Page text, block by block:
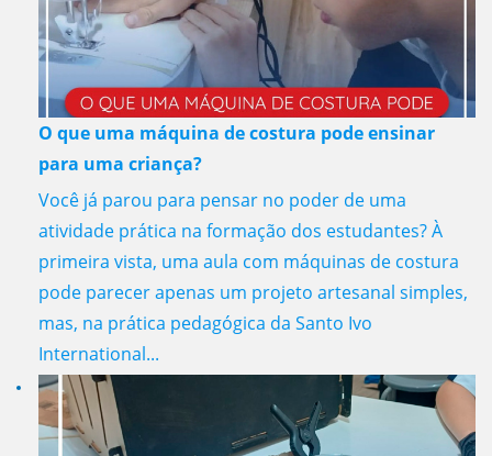
O que uma máquina de costura pode ensinar
para uma criança?
Você já parou para pensar no poder de uma
atividade prática na formação dos estudantes? À
primeira vista, uma aula com máquinas de costura
pode parecer apenas um projeto artesanal simples,
mas, na prática pedagógica da Santo Ivo
International...